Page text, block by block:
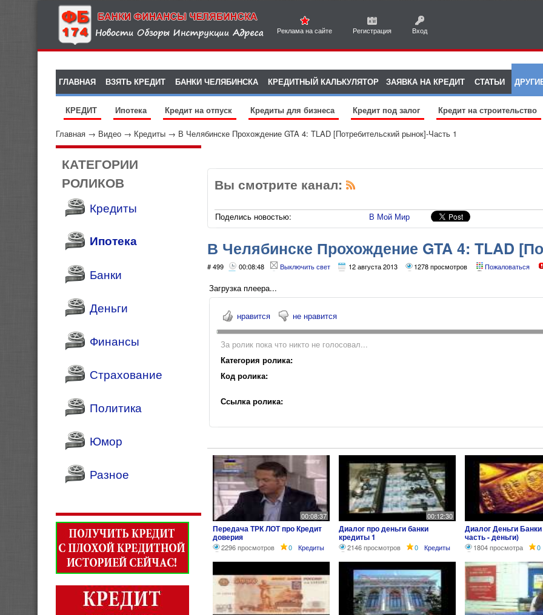
Реклама на сайте Регистрация Вход
ГЛАВНАЯ ВЗЯТЬ КРЕДИТ БАНКИ ЧЕЛЯБИНСКА КРЕДИТНЫЙ КАЛЬКУЛЯТОР ЗАЯВКА НА КРЕДИТ СТАТЬИ
КРЕДИТ Ипотека Кредит на отпуск Кредиты для бизнеса Кредит под залог Кредит на строительство
Главная → Видео → Кредиты → В Челябинске Прохождение GTA 4: TLAD [Потребительский рынок]-Часть 1
КАТЕГОРИИ
РОЛИКОВ
Кредиты
Ипотека
Банки
Деньги
Финансы
Страхование
Политика
Юмор
Разное
Вы смотрите канал:
Поделись новостью: В Мой Мир
В Челябинске Прохождение GTA 4: TLAD
Часть 1
# 499 00:08:48 Выключить свет 12 августа 2013 1278 просмотров Пожаловаться
Загрузка плеера...
нравится не нравится
За ролик пока что никто не голосовал...
Категория ролика:
Код ролика:
Ссылка ролика:
00:08:37
Передача ТРК ЛОТ про Кредит
доверия
2296 просмотров 0 Кредиты
00:12:30
Диалог про деньги банки
кредиты 1
2146 просмотров 0 Кредиты
Диалог Деньги Банки
часть - деньги)
1804 просмотра 0